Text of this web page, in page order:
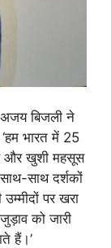
बिजली ने
भारत में 25
और खुशी महसूस
साथ दर्शकों
पर खरा
को जारी
हैं।’